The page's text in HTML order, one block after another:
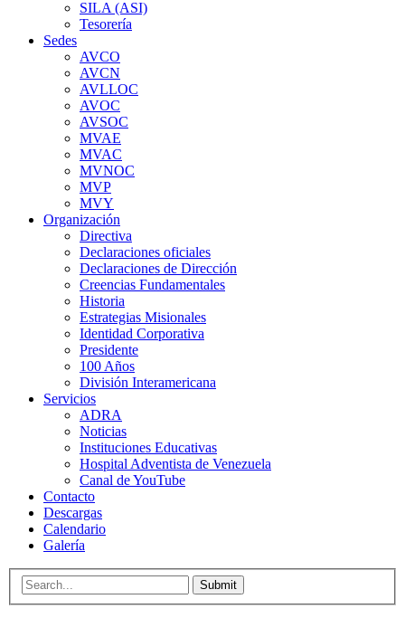
SILA (ASI)
Tesorería
Sedes
AVCO
AVCN
AVLLOC
AVOC
AVSOC
MVAE
MVAC
MVNOC
MVP
MVY
Organización
Directiva
Declaraciones oficiales
Declaraciones de Dirección
Creencias Fundamentales
Historia
Estrategias Misionales
Identidad Corporativa
Presidente
100 Años
División Interamericana
Servicios
ADRA
Noticias
Instituciones Educativas
Hospital Adventista de Venezuela
Canal de YouTube
Contacto
Descargas
Calendario
Galería
Submit